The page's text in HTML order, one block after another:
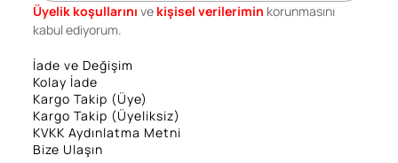
Üyelik koşullarını ve kişisel verilerimin korunmasını
kabul ediyorum.
İade ve Değişim
Kolay İade
Kargo Takip (Üye)
Kargo Takip (Üyeliksiz)
KVKK Aydınlatma Metni
Bize Ulaşın